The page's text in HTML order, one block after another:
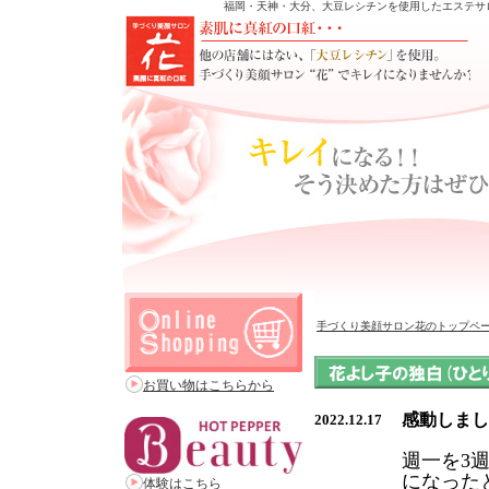
福岡・天神・大分、大豆レシチンを使用したエステ
お買い物はこちらから
体験はこちら
手づくり美顔サロン花のトップペ
2022.12.17 感動しま
週一を3
になった